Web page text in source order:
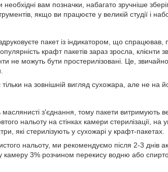
вам позначки, набагато зручніше
якщо ви працюєте у великій студії і
пакет із індикатором, що спрацював,
крафт пакетів зараз зросла, клієнти
не можуть бути простерилізовані. Це,
на зовнішній вигляд сухожара, але не на
з'єднання, тому пакети витримують
нальоту на стінках камери стерилізації, на
які стерилізують у сухожарі у крафт-пакетах.
нальоту, ми рекомендуємо після 2-3 днів
камеру 3% розчином перекису водню або